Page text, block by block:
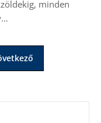
minden